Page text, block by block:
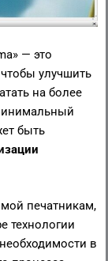
— это
улучшить
на более
быть
печатникам,
технологии
в